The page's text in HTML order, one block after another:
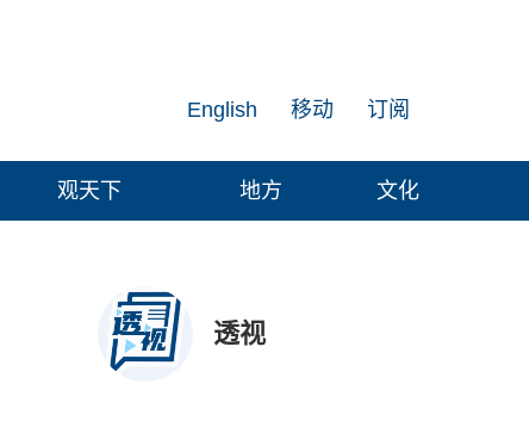
订阅
移动
English
观天下 地方 文化
透视